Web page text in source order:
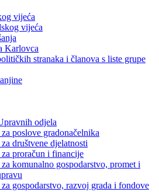
vijeća
vijeća
Karlovca
stranaka i članova s liste grupe
odjela
poslove gradonačelnika
društvene djelatnosti
proračun i financije
komunalno gospodarstvo, promet i
gospodarstvo, razvoj grada i fondove